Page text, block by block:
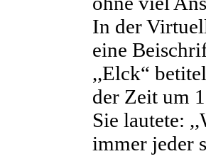
In der
eine
,,Elck“
der Zeit um
Sie lautete:
immer jeder